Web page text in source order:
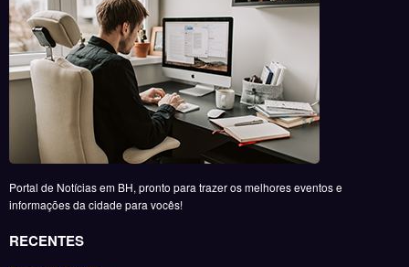
RECENTES
‘Filhos de Sangue e Osso’ ganha primeiro trailer
oficial
por Daniel Stone
29 de julho de 2026
‘Inevitável – A Festa’ agita o Expominas na próxima
semana com Bruno & Marrone, Enzo Rabelo e Dino
Fonseca
por Felipe Jesus
6 de novembro de 2025